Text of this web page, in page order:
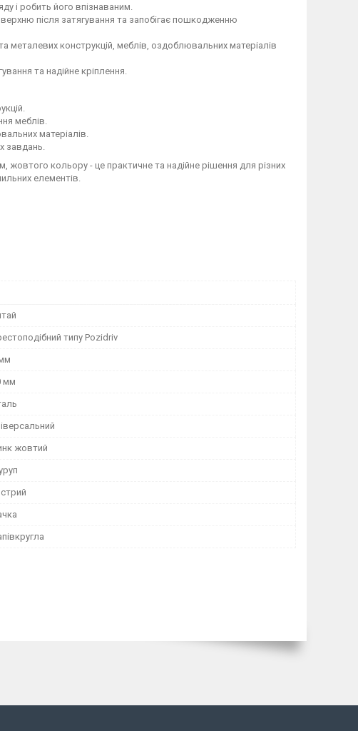
і робить його впізнаваним.
після затягування та запобігає пошкодженню
металевих конструкцій, меблів, оздоблювальних матеріалів
та надійне кріплення.
меблів.
матеріалів.
завдань.
кольору - це практичне та надійне рішення для різних
елементів.
типу Pozidriv
мм
жовтий